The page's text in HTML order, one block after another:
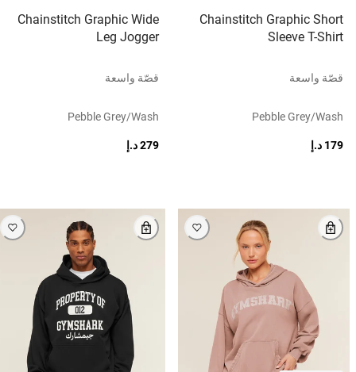
Chainstitch Graphic Short
Sleeve T-Shirt
قصّة واسعة
Pebble Grey/wash
179 د.إ
Chainstitch Graphic Wide
Leg Jogger
قصّة واسعة
Pebble Grey/wash
279 د.إ